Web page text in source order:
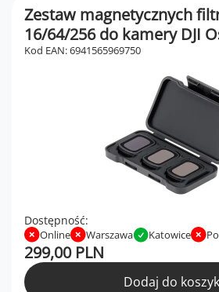
Zestaw magnetycznych
16/64/256 do kamery DJI
Kod EAN: 6941565969750
Dostępność:
Online Warszawa Katowice
299,00 PLN
Dodaj do